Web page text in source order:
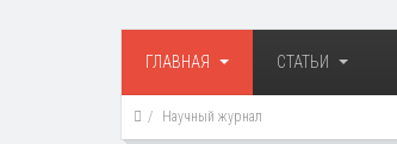
ГЛАВНАЯ СТАТЬИ
Научный журнал